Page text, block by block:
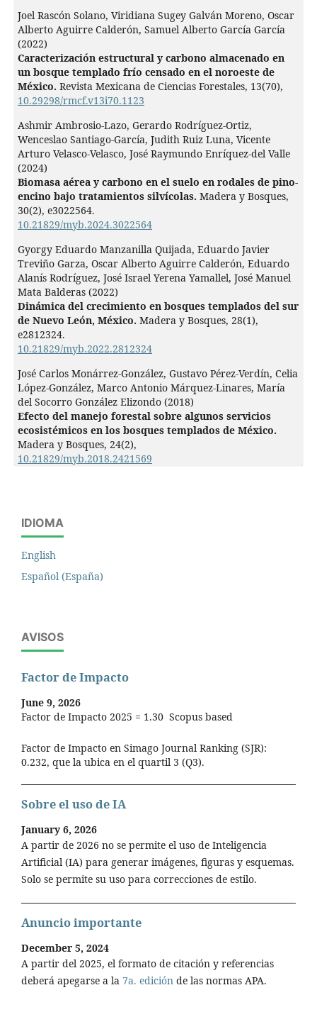
Joel Rascón Solano, Viridiana Sugey Galván Moreno, Oscar
Alberto Aguirre Calderón, Samuel Alberto García García
(2022)
Caracterización estructural y carbono almacenado en
un bosque templado frío censado en el noroeste de
México. Revista Mexicana de Ciencias Forestales, 13(70),
10.29298/rmcf.v13i70.1123
Ashmir Ambrosio-Lazo, Gerardo Rodríguez-Ortiz,
Wenceslao Santiago-García, Judith Ruiz Luna, Vicente
Arturo Velasco-Velasco, José Raymundo Enríquez-del Valle
(2024)
Biomasa aérea y carbono en el suelo en rodales de pino-
encino bajo tratamientos silvícolas. Madera y Bosques,
30(2), e3022564.
10.21829/myb.2024.3022564
Gyorgy Eduardo Manzanilla Quijada, Eduardo Javier
Treviño Garza, Oscar Alberto Aguirre Calderón, Eduardo
Alanís Rodríguez, José Israel Yerena Yamallel, José Manuel
Mata Balderas (2022)
Dinámica del crecimiento en bosques templados del sur
de Nuevo León, México. Madera y Bosques, 28(1),
e2812324.
10.21829/myb.2022.2812324
José Carlos Monárrez-González, Gustavo Pérez-Verdín, Celia
López-González, Marco Antonio Márquez-Linares, María
del Socorro González Elizondo (2018)
Efecto del manejo forestal sobre algunos servicios
ecosistémicos en los bosques templados de México.
Madera y Bosques, 24(2),
10.21829/myb.2018.2421569
IDIOMA
English
Español (España)
AVISOS
Factor de Impacto
June 9, 2026
Factor de Impacto 2025 = 1.30 Scopus based
Factor de Impacto en Simago Journal Ranking (SJR):
0.232, que la ubica en el quartil 3 (Q3).
Sobre el uso de IA
January 6, 2026
A partir de 2026 no se permite el uso de Inteligencia
Artificial (IA) para generar imágenes, figuras y esquemas.
Solo se permite su uso para correcciones de estilo.
Anuncio importante
December 5, 2024
A partir del 2025, el formato de citación y referencias
deberá apegarse a la 7a. edición de las normas APA.